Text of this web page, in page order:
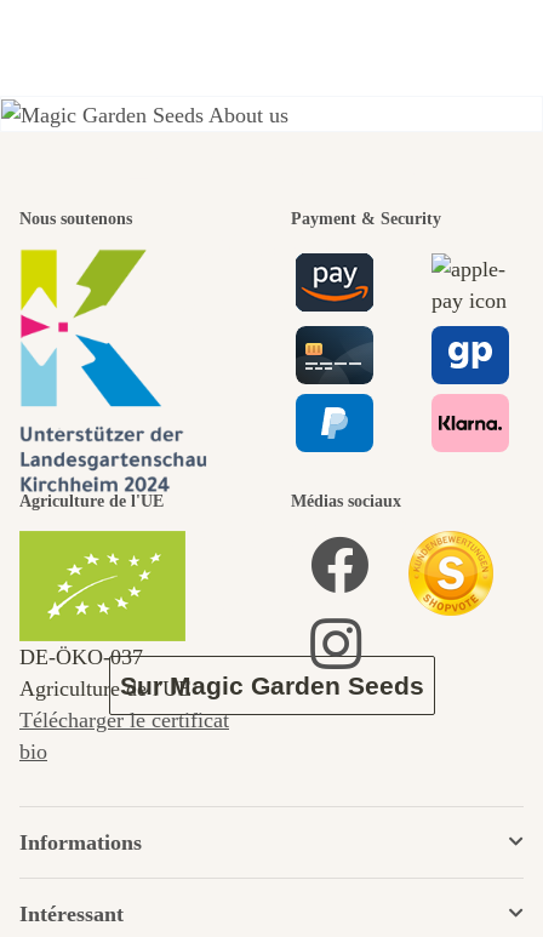
beaux
chemins
menant vers
nous-mêmes,
passe par le
jardin.
Sur Magic Garden Seeds
Nous soutenons Payment & Security
Agriculture de l'UE
DE‑ÖKO‑037
Agriculture de l'UE
Télécharger le certificat
bio
Médias sociaux
Informations
Intéressant